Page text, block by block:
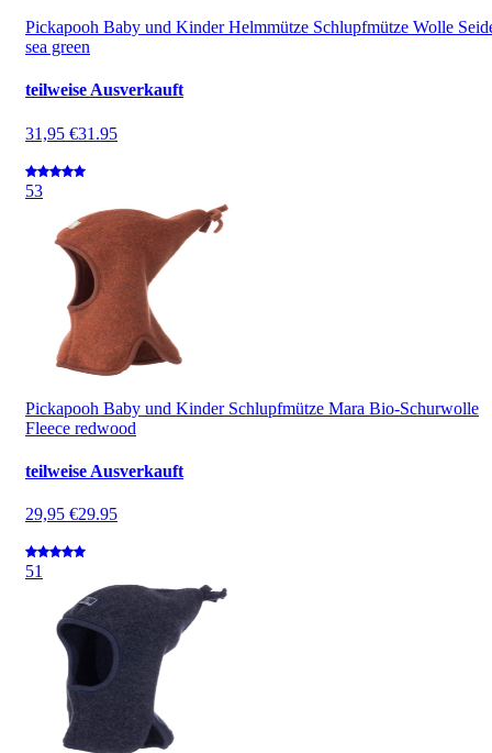
Pickapooh Baby und Kinder Helmmütze Schlupfmütze Wolle
sea green
teilweise Ausverkauft
31,95 €31.95
53
Pickapooh Baby und Kinder Schlupfmütze Mara Bio-Schurwolle
Fleece redwood
teilweise Ausverkauft
29,95 €29.95
51